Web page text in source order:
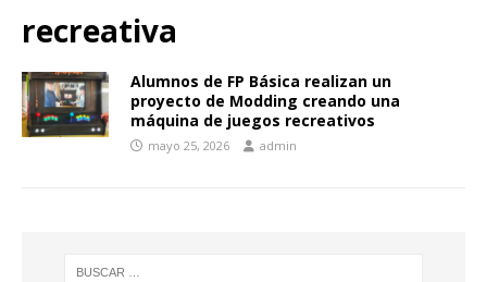
recreativa
Alumnos de FP Básica realizan un
proyecto de Modding creando una
máquina de juegos recreativos
mayo 25, 2026 admin